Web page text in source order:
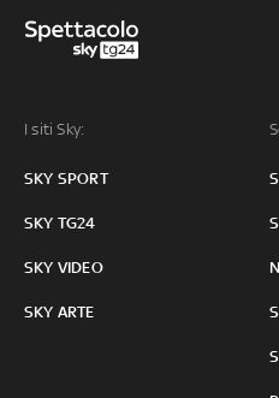
I siti Sky:
SKY SPORT
SKY TG24
SKY VIDEO
SKY ARTE